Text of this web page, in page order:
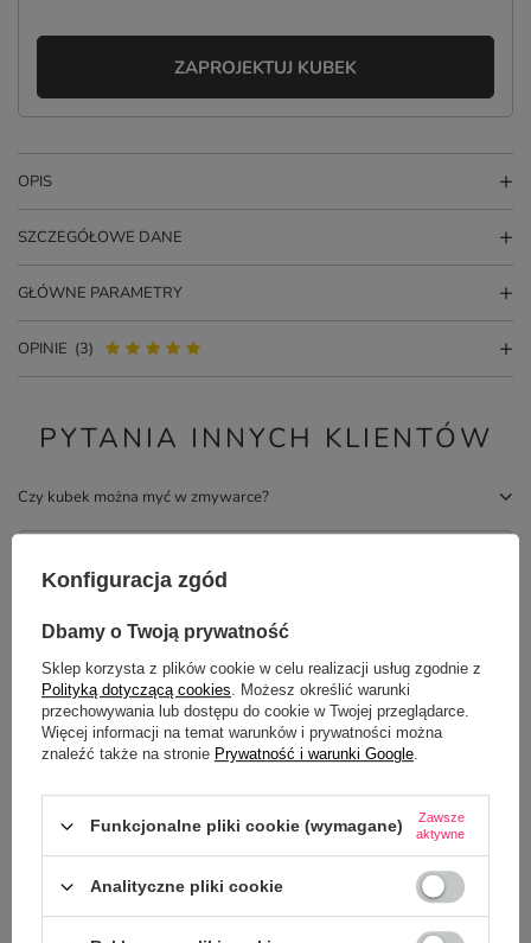
ZAPROJEKTUJ KUBEK
OPIS
SZCZEGÓŁOWE DANE
GŁÓWNE PARAMETRY
OPINIE (3)
PYTANIA INNYCH KLIENTÓW
Czy kubek można myć w zmywarce?
Zadaj pytanie a my odpowiemy
odpowiedzi publikując dla innych.
Z NASZEGO BLOGA
gadżet reklamowy dla firmy?
Konfiguracja zgód
Dbamy o Twoją prywatność
Sklep korzysta z plików cookie w celu realizacji usług zgodnie z
Polityką dotyczącą cookies. Możesz określić warunki
przechowywania lub dostępu do cookie w Twojej przeglądarce.
Więcej informacji na temat warunków i prywatności można
znaleźć także na stronie Prywatność i warunki Google.
Funkcjonalne pliki cookie (wymagane)
Zawsze
aktywne
Analityczne pliki cookie